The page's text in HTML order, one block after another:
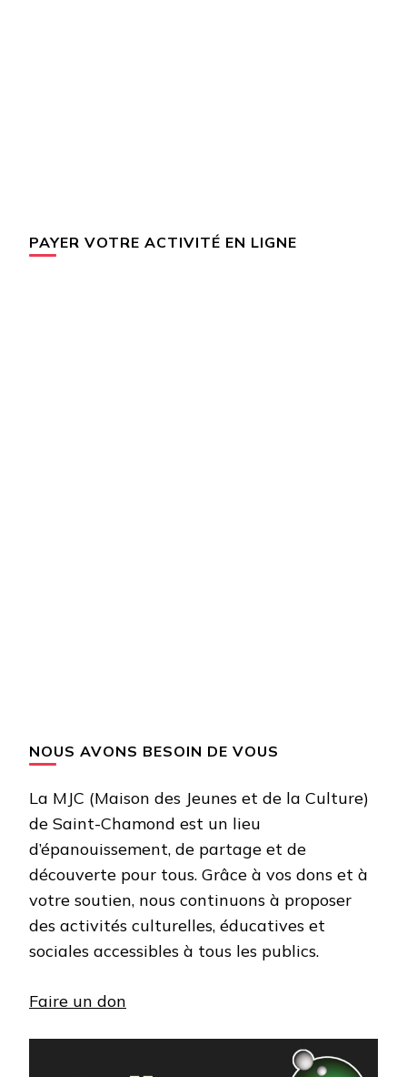
PAYER VOTRE ACTIVITÉ EN LIGNE
NOUS AVONS BESOIN DE VOUS
La MJC (Maison des Jeunes et de la Culture)
de Saint-Chamond est un lieu
d’épanouissement, de partage et de
découverte pour tous. Grâce à vos dons et à
votre soutien, nous continuons à proposer
des activités culturelles, éducatives et
sociales accessibles à tous les publics.
Faire un don